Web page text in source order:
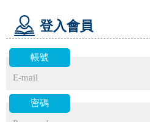
登入會員
帳號
密碼